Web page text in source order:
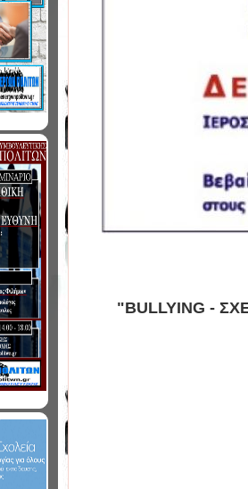
"BULLYING -